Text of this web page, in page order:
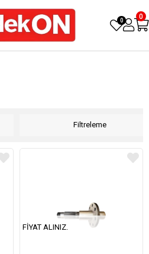
0 0
Filtreleme
FIYAT ALINIZ.